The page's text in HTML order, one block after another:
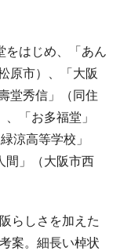
はじめ、「あん
原市）、「大阪
堂秀信」（同住
「お多福堂」
涼高等学校」
間」（大阪市西
らしさを加えた
案。細長い棹状